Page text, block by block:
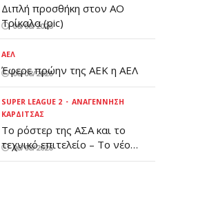
Διπλή προσθήκη στον ΑΟ
Τρίκαλα (pic)
06/08/2026
ΑΕΛ
Έφερε πρώην της ΑΕΚ η ΑΕΛ
06/08/2026
SUPER LEAGUE 2
ΑΝΑΓΈΝΝΗΣΗ
ΚΑΡΔΊΤΣΑΣ
Το ρόστερ της ΑΣΑ και το
τεχνικό επιτελείο – Το νέο
μοντέλο διοίκησης και το
06/08/2026